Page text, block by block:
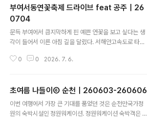
부여서동연꽃축제 드라이브 feat 공주｜26
0704
문득 부여에서 큼지막하게 핀 예쁜 연꽃을 보고 싶다는 생
각이 들어서 이른 아침 길을 달렸다. 서해안고속도로 타고
도로는 평택 - 부여 구간 개통 이후 종종 이용하는데 차가
다. 앳267 충남 부여군 부여읍 서동로 56 우선 서동공원
에 인접한 카페 앳267에서 늦은 아침식사부터 한다. 9시
부터 영업해서 딱 좋다.부라타 잠봉 브리오슈허니까망베르
0 0 2026. 7. 6.
초여름 나들이⑥ 순천｜260603-260606
이번 여행에서 가장 큰 기대를 품었던 것은 순천만국가정
원의 숙박시설인 정원워케이션. 정원워케이션 숙박객은 전